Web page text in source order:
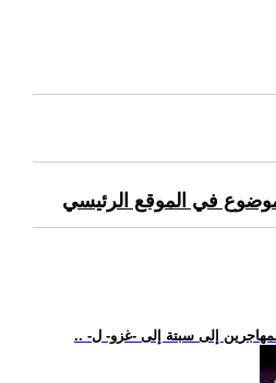
في الموقع الرئيسي
إلى سبتة إلى -غزو- ل